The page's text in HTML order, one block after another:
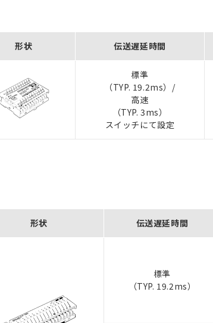
形状 伝送遅延時間
標準
（TYP. 19.2ms）/
高速
（TYP. 3ms）
スイッチにて設定
形状 伝送遅延時間
標準
（TYP. 19.2ms）